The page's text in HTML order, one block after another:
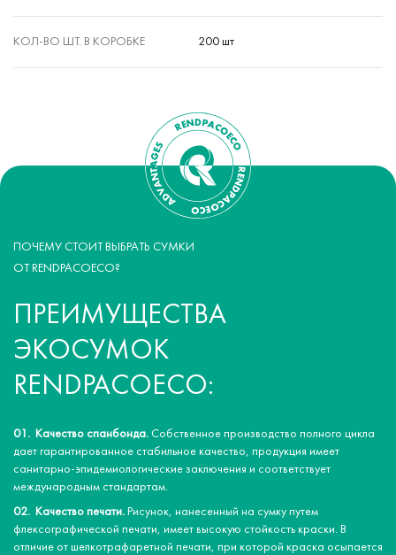
КОЛ-ВО ШТ. В КОРОБКЕ 200 шт
ПОЧЕМУ СТОИТ ВЫБРАТЬ СУМКИ
ОТ RENDPACOECO?
ПРЕИМУЩЕСТВА
ЭКОСУМОК
RENDPACOECO:
Качество спанбонда.Собственное производство полного цикла
дает гарантированное стабильное качество, продукция имеет
санитарно-эпидемиологические заключения и соответствует
международным стандартам.
Качество печати.Рисунок, нанесенный на сумку путем
флексографической печати, имеет высокую стойкость краски. В
отличие от шелкотрафаретной печати, при которой краска осыпается